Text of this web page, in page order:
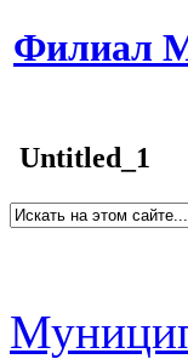
Филиал
Untitled_1